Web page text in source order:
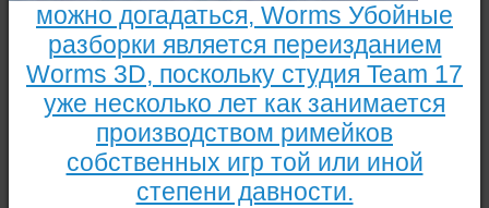
можно догадаться, Worms Убойные
разборки является переизданием
Worms 3D, поскольку студия Team 17
уже несколько лет как занимается
производством римейков
собственных игр той или иной
степени давности.